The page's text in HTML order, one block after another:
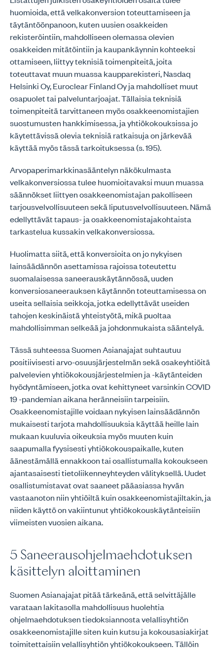
huomioida, että velkakonversion toteuttamiseen ja
täytäntöönpanoon, kuten uusien osakkeiden
rekisteröintiin, mahdolliseen olemassa olevien
osakkeiden mitätöintiin ja kaupankäynnin kohteeksi
ottamiseen, liittyy teknisiä toimenpiteitä, joita
toteuttavat muun muassa kaupparekisteri, Nasdaq
Helsinki Oy, Euroclear Finland Oy ja mahdolliset muut
osapuolet tai palveluntarjoajat. Tällaisia teknisiä
toimenpiteitä tarvittaneen myös osakkeenomistajien
suostumusten hankkimisessa, ja yhtiökokouksissa jo
käytettävissä olevia teknisiä ratkaisuja on järkevää
käyttää myös tässä tarkoituksessa (s. 195).
Arvopaperimarkkinasääntelyn näkökulmasta
velkakonversiossa tulee huomioitavaksi muun muassa
säännökset liittyen osakkeenomistajan pakolliseen
tarjousvelvollisuuteen sekä liputusvelvollisuuteen. Nämä
edellyttävät tapaus- ja osakkeenomistajakohtaista
tarkastelua kussakin velkakonversiossa.
Huolimatta siitä, että konversioita on jo nykyisen
lainsäädännön asettamissa rajoissa toteutettu
suomalaisessa saneerauskäytännössä, uuden
konversiosaneerauksen käytännön toteuttamisessa on
useita sellaisia seikkoja, jotka edellyttävät useiden
tahojen keskinäistä yhteistyötä, mikä puoltaa
mahdollisimman selkeää ja johdonmukaista sääntelyä.
Tässä suhteessa Suomen Asianajajat suhtautuu
positiivisesti arvo-osuusjärjestelmän sekä osakeyhtiöitä
palvelevien yhtiökokousjärjestelmien ja -käytänteiden
hyödyntämiseen, jotka ovat kehittyneet varsinkin COVID
19 -pandemian aikana heränneisiin tarpeisiin.
Osakkeenomistajille voidaan nykyisen lainsäädännön
mukaisesti tarjota mahdollisuuksia käyttää heille lain
mukaan kuuluvia oikeuksia myös muuten kuin
saapumalla fyysisesti yhtiökokouspaikalle, kuten
äänestämällä ennakkoon tai osallistumalla kokoukseen
ajantasaisesti tietoliikenneyhteyden välityksellä. Uudet
osallistumistavat ovat saaneet pääasiassa hyvän
vastaanoton niin yhtiöiltä kuin osakkeenomistajiltakin, ja
niiden käyttö on vakiintunut yhtiökokouskäytänteisiin
viimeisten vuosien aikana.
5 Saneerausohjelmaehdotuksen
käsittelyn aloittaminen
Suomen Asianajajat pitää tärkeänä, että selvittäjälle
varataan lakitasolla mahdollisuus huolehtia
ohjelmaehdotuksen tiedoksiannosta velallisyhtiön
osakkeenomistajille siten kuin kutsu ja kokousasiakirjat
toimitettaisiin velallisyhtiön yhtiökokoukseen. Tällöin